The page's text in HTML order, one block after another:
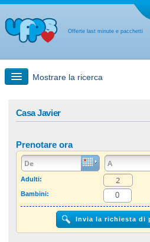
Offerte last minute e pacchetti
Mostrare la ricerca
Offerta last minute +
Altro paese
Casa Javier
Prenotare ora
Adulti:
Bambini: